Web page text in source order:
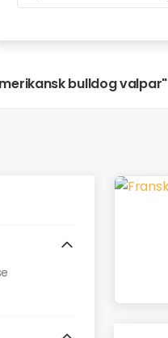
bulldog valpar"